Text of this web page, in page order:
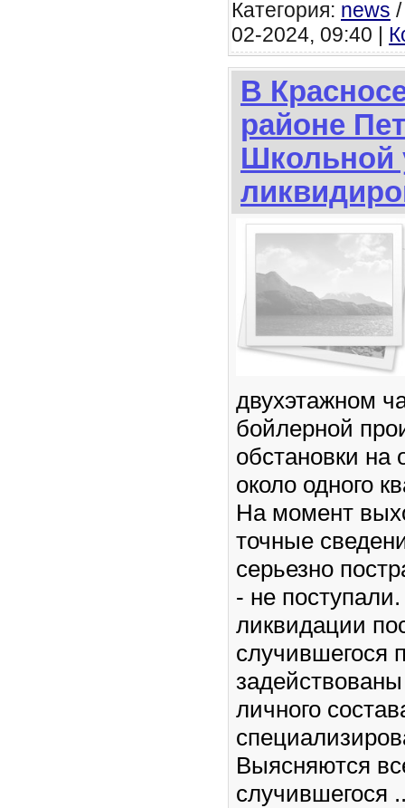
Категория: news
02-2024, 09:40 |
В
районе
Школьной
двухэтажном
бойлерной
обстановки
около одного
На момент
точные
серьезно
- не
ликвидации
случившегося
личного
Выясняются
случившегося